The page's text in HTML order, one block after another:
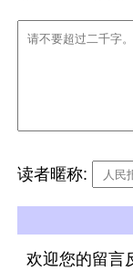
读者暱称:
欢迎您的留言